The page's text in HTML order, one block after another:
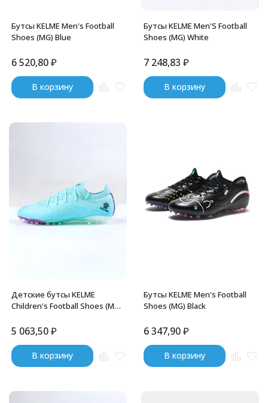
Бутсы KELME Men's Football
Shoes (MG) Blue
6 520,80₽
В корзину
Бутсы KELME Men'S Football
Shoes (MG) White
7 248,83 ₽
В корзину
Детские бутсы KELME
Children's Football Shoes (MG)
5 063,50₽
В корзину
Бутсы KELME Men's Football
Shoes (MG) Black
6 347,90₽
В корзину